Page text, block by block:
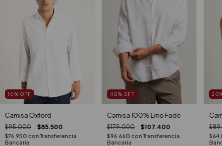
10% OFF
Camisa Oxford
$95.000 $85.500
$76.950 con Transferencia
Bancaria
40% OFF
Camisa 100% Lino Fade
$179.000 $107.400
$96.660 con Transferencia
Bancaria
20